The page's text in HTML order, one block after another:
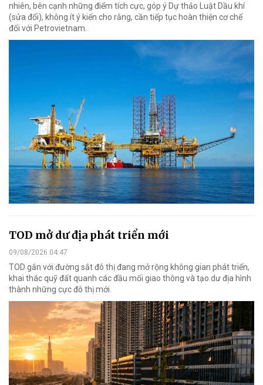
nhiên, bên cạnh những điểm tích cực, góp ý Dự thảo Luật Dầu khí
(sửa đổi), không ít ý kiến cho rằng, cần tiếp tục hoàn thiện cơ chế
đối với Petrovietnam.
TOD mở dư địa phát triển mới
09/08/2026 04:47
TOD gắn với đường sắt đô thị đang mở rộng không gian phát triển,
khai thác quỹ đất quanh các đầu mối giao thông và tạo dư địa hình
thành những cực đô thị mới.